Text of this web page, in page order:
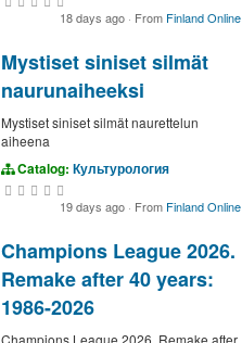
18 days ago · From Finland Online
Mystiset siniset silmät
naurunaiheeksi
Mystiset siniset silmät naurettelun
aiheena
Catalog: Культурология
19 days ago · From Finland Online
Champions League 2026.
Remake after 40 years:
1986-2026